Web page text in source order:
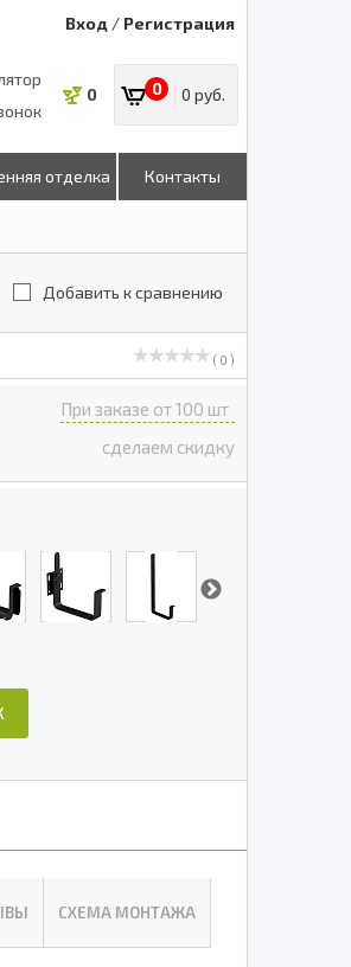
Вход / Регистрация
0 0 0 руб.
отделка Контакты
Добавить к сравнению
( 0 )
При заказе от 100 шт
сделаем скидку
СХЕМА МОНТАЖА